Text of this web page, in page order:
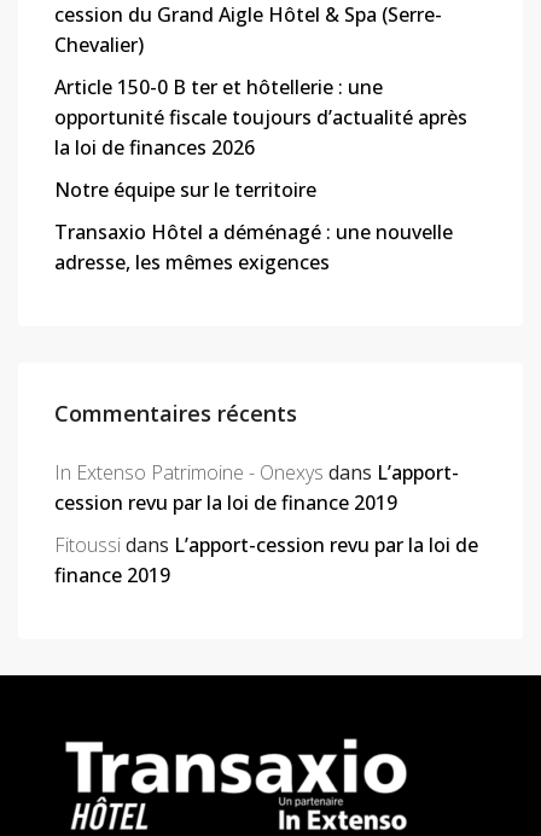
cession du Grand Aigle Hôtel & Spa (Serre-
Chevalier)
Article 150-0 B ter et hôtellerie : une
opportunité fiscale toujours d’actualité après
la loi de finances 2026
Notre équipe sur le territoire
Transaxio Hôtel a déménagé : une nouvelle
adresse, les mêmes exigences
Commentaires récents
In Extenso Patrimoine - Onexys dans L’apport-
cession revu par la loi de finance 2019
Fitoussidans L’apport-cession revu par la loi de
finance 2019